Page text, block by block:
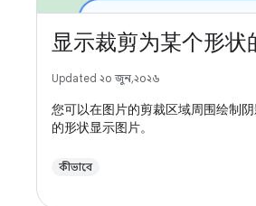
显示裁剪为某个形状
Updated ২০ জুন, ২০২৬
您可以在图片的剪裁区域周围绘制
的形状显示图片。
কীভাবে